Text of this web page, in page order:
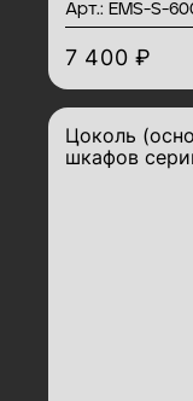
Арт.: EMS-S-
7 400 ₽
Цоколь
шкафов